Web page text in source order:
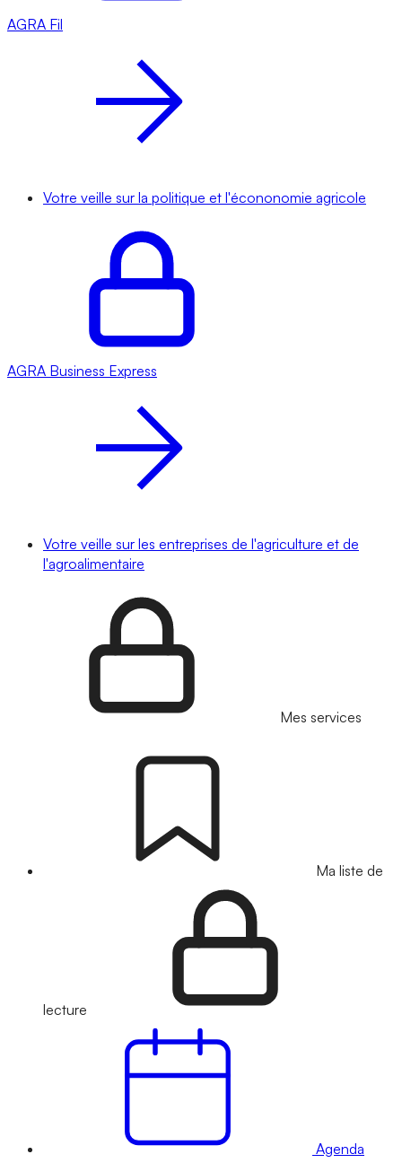
AGRA Fil
Votre veille sur la politique et l'écononomie agricole
AGRA Business Express
Votre veille sur les entreprises de l'agriculture et de
l'agroalimentaire
Mes services
Ma liste de
lecture
Agenda